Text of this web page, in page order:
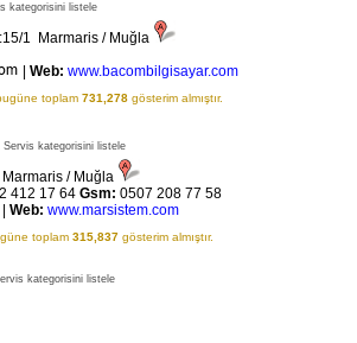
kategorisini listele
1 Marmaris / Muğla
Web: www.bacombilgisayar.com
toplam 731,278 gösterim almıştır.
Servis kategorisini listele
/ Muğla
412 17 64 Gsm: 0507 208 77 58
Web: www.marsistem.com
toplam 315,837 gösterim almıştır.
kategorisini listele